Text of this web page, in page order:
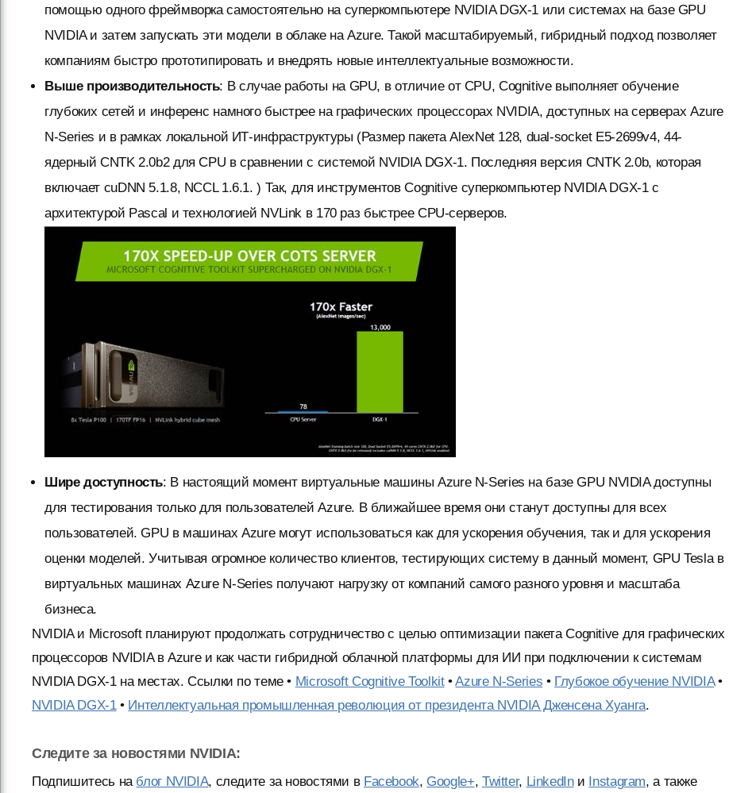
помощью одного фреймворка самостоятельно на суперкомпьютере NVIDIA DGX-1 или системах на базе GPU
NVIDIA и затем запускать эти модели в облаке на Azure. Такой масштабируемый, гибридный подход позволяет
компаниям быстро прототипировать и внедрять новые интеллектуальные возможности.
Выше производительность: В случае работы на GPU, в отличие от CPU, Cognitive выполняет обучение
глубоких сетей и инференс намного быстрее на графических процессорах NVIDIA, доступных на серверах Azure
N-Series и в рамках локальной ИТ-инфраструктуры (Размер пакета AlexNet 128, dual-socket E5-2699v4, 44-
ядерный CNTK 2.0b2 для CPU в сравнении с системой NVIDIA DGX-1. Последняя версия CNTK 2.0b, которая
включает cuDNN 5.1.8, NCCL 1.6.1. ) Так, для инструментов Cognitive суперкомпьютер NVIDIA DGX-1 с
архитектурой Pascal и технологией NVLink в 170 раз быстрее CPU-серверов.
Шире доступность: В настоящий момент виртуальные машины Azure N-Series на базе GPU NVIDIA доступны
для тестирования только для пользователей Azure. В ближайшее время они станут доступны для всех
пользователей. GPU в машинах Azure могут использоваться как для ускорения обучения, так и для ускорения
оценки моделей. Учитывая огромное количество клиентов, тестирующих систему в данный момент, GPU Tesla в
виртуальных машинах Azure N-Series получают нагрузку от компаний самого разного уровня и масштаба
бизнеса.
NVIDIA и Microsoft планируют продолжать сотрудничество с целью оптимизации пакета Cognitive для графических
процессоров NVIDIA в Azure и как части гибридной облачной платформы для ИИ при подключении к системам
NVIDIA DGX-1 на местах. Ссылки по теме • Microsoft Cognitive Toolkit•Azure N-Series • Глубокое обучение NVIDIA•
NVIDIA DGX-1• Интеллектуальная промышленная революция от президента NVIDIA Дженсена Хуанга.
Следите за новостями NVIDIA:
Подпишитесь на блог NVIDIA, следите за новостями в Facebook, Google+, Twitter, LinkedInи Instagram, а также